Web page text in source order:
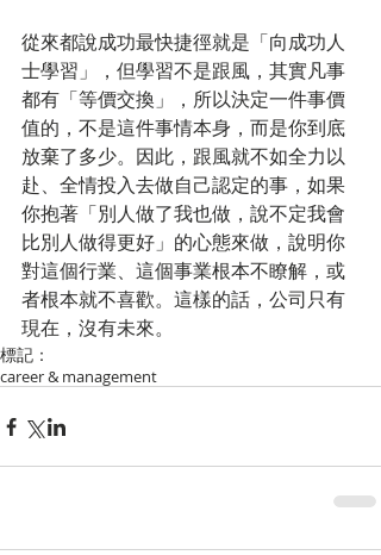
從來都說成功最快捷徑就是「向成功人
士學習」，但學習不是跟風，其實凡事
都有「等價交換」，所以決定一件事價
值的，不是這件事情本身，而是你到底
放棄了多少。因此，跟風就不如全力以
赴、全情投入去做自己認定的事，如果
你抱著「別人做了我也做，說不定我會
比別人做得更好」的心態來做，說明你
對這個行業、這個事業根本不瞭解，或
者根本就不喜歡。這樣的話，公司只有
現在，沒有未來。
標記：
career & management